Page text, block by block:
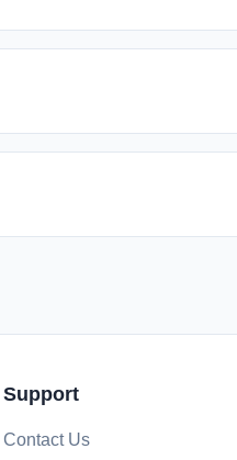
Support
Contact Us